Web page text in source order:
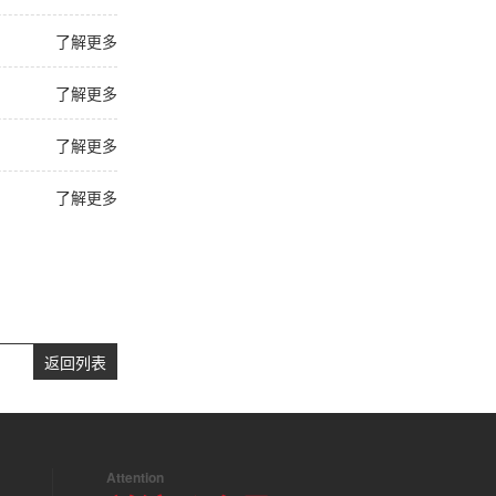
了解更多
了解更多
了解更多
了解更多
返回列表
Attention